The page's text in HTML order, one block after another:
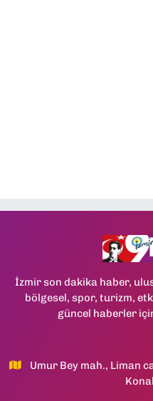
İzmir son dakika haber,
bölgesel, spor, turizm,
güncel haberler
Umur Bey mah., Liman